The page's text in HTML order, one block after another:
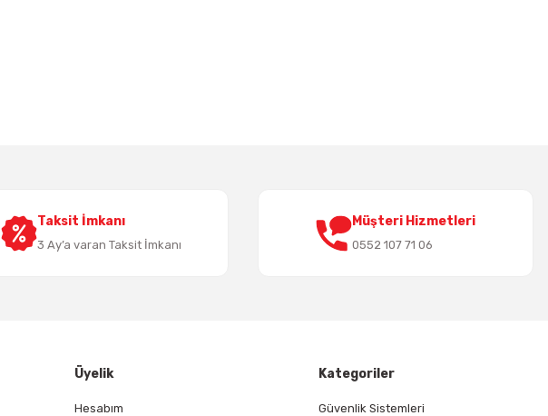
Taksit İmkanı
3 Ay’a varan Taksit İmkanı
Müşteri Hizmetleri
0552 107 71 06
Üyelik
Hesabım
Kategoriler
Güvenlik Sistemleri